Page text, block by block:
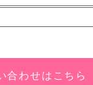
合わせはこちら